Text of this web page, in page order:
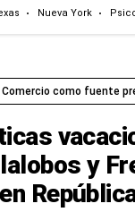
Nueva York
Comercio como fuente
y